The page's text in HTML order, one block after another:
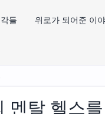
들 위로가 되어준 이
멘탈 헬스